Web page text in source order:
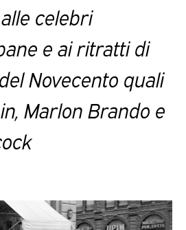
alle celebri
e ai ritratti di
Novecento quali
, Marlon Brando e